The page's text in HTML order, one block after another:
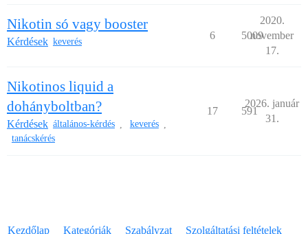
Nikotin só vagy booster
Kérdések keverés
6 5009
2020.
november
17.
Nikotinos liquid a
dohányboltban?
Kérdések általános-kérdés keverés
tanácskérés
17 591
2026. január
31.
Kezdőlap Kategóriák Szabályzat Szolgáltatási feltételek